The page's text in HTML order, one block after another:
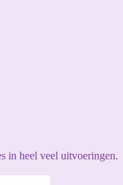
in heel veel uitvoeringen.